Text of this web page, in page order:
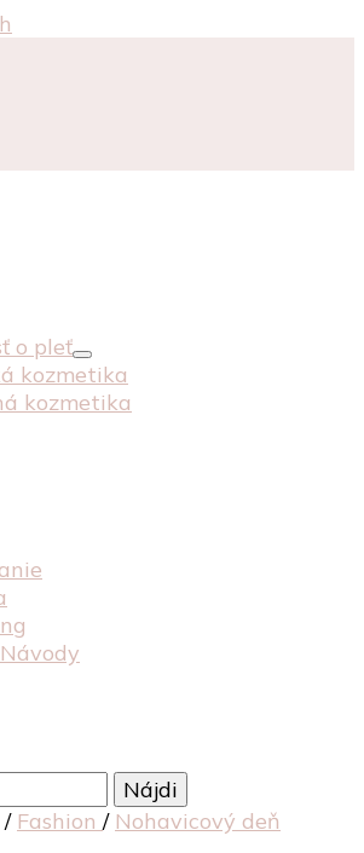
o pleť recenzia recenze
o pleť
kozmetika
kozmetika
/ Fashion / Nohavicový deň